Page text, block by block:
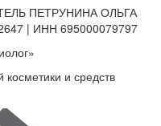
ПЕТРУНИНА ОЛЬГА
| ИНН 695000079797
и средств